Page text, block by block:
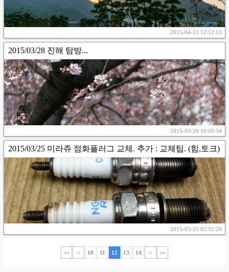
2015-04-11 12:12:13
2015/03/28 진해 탐방...
2015-03-29 10:00:54
2015/03/25 미라쥬 점화플러그 교체. 추가 : 교체팁. (힘,토크)
2015-03-25 02:51:26
<< < 10 11 12 13 14 > >>